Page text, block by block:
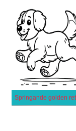
Springande golden